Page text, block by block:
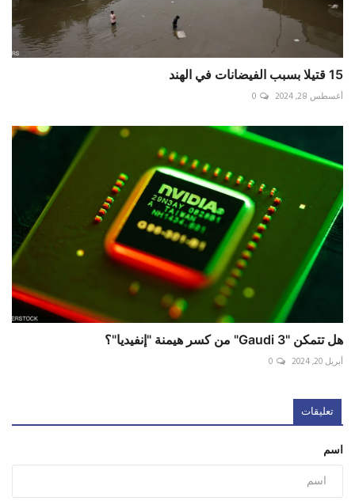
15 قتيلا بسبب الفيضانات في الهند
أغسطس 28, 2024 0
هل تتمكن "Gaudi 3" من كسر هيمنة "إنفيديا"؟
أبريل 20, 2024 0
تعليقات
اسم